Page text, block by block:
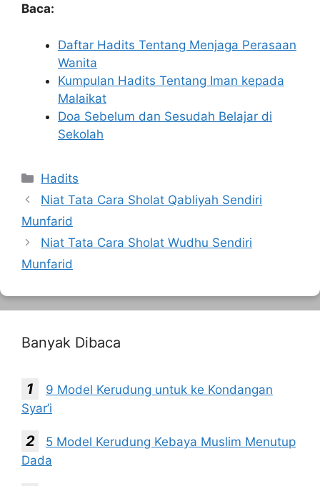
Baca:
Daftar Hadits Tentang Menjaga Perasaan
Wanita
Kumpulan Hadits Tentang Iman kepada
Malaikat
Doa Sebelum dan Sesudah Belajar di
Sekolah
Kategori
Hadits
Niat Tata Cara Sholat Qabliyah Sendiri
Munfarid
Niat Tata Cara Sholat Wudhu Sendiri
Munfarid
Banyak Dibaca
9 Model Kerudung untuk ke Kondangan
Syar’i
5 Model Kerudung Kebaya Muslim Menutup
Dada